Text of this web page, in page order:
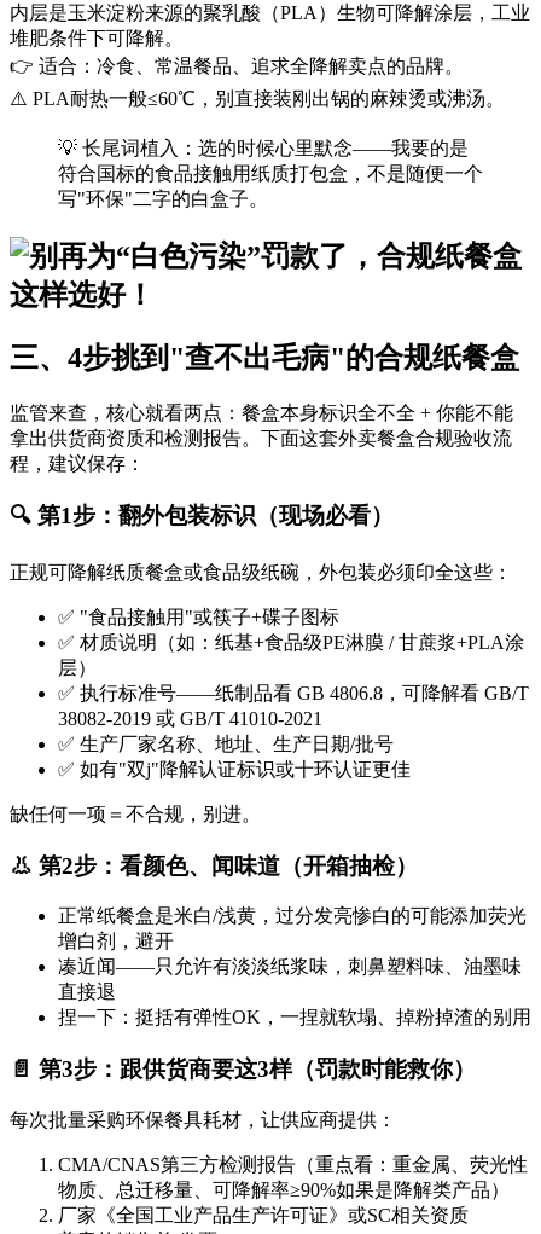
内层是玉米淀粉来源的聚乳酸（PLA）生物可降解涂层，工业
堆肥条件下可降解。
👉 适合：冷食、常温餐品、追求全降解卖点的品牌。
⚠️ PLA耐热一般≤60℃，别直接装刚出锅的麻辣烫或沸汤。
💡 长尾词植入：选的时候心里默念——我要的是
符合国标的食品接触用纸质打包盒，不是随便一个
写"环保"二字的白盒子。
三、4步挑到"查不出毛病"的合规纸餐盒
监管来查，核心就看两点：餐盒本身标识全不全 + 你能不能
拿出供货商资质和检测报告。下面这套外卖餐盒合规验收流
程，建议保存：
🔍 第1步：翻外包装标识（现场必看）
正规可降解纸质餐盒或食品级纸碗，外包装必须印全这些：
✅ "食品接触用"或筷子+碟子图标
✅ 材质说明（如：纸基+食品级PE淋膜 / 甘蔗浆+PLA涂
层）
✅ 执行标准号——纸制品看 GB 4806.8，可降解看 GB/T
38082-2019​ 或 GB/T 41010-2021
✅ 生产厂家名称、地址、生产日期/批号
✅ 如有"双j"降解认证标识或十环认证更佳
缺任何一项＝不合规，别进。
👃 第2步：看颜色、闻味道（开箱抽检）
正常纸餐盒是米白/浅黄，过分发亮惨白的可能添加荧光
增白剂，避开
凑近闻——只允许有淡淡纸浆味，刺鼻塑料味、油墨味
直接退
捏一下：挺括有弹性OK，一捏就软塌、掉粉掉渣的别用
📄 第3步：跟供货商要这3样（罚款时能救你）
每次批量采购环保餐具耗材，让供应商提供：
CMA/CNAS第三方检测报告（重点看：重金属、荧光性
物质、总迁移量、可降解率≥90%如果是降解类产品）
厂家《全国工业产品生产许可证》或SC相关资质